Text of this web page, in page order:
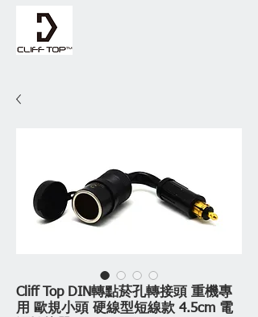
Cliff Top DIN轉點菸孔轉接頭 重機專
用 歐規小頭 硬線型短線款 4.5cm 電